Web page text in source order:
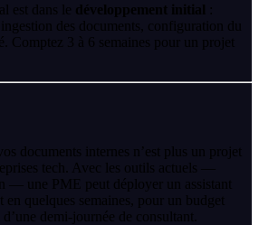
est dans le développement initial
des documents, configuration du
Comptez 3 à 6 semaines pour un projet
documents internes n’est plus un projet
tech. Avec les outils actuels —
— une PME peut déployer un assistant
quelques semaines, pour un budget
demi-journée de consultant.